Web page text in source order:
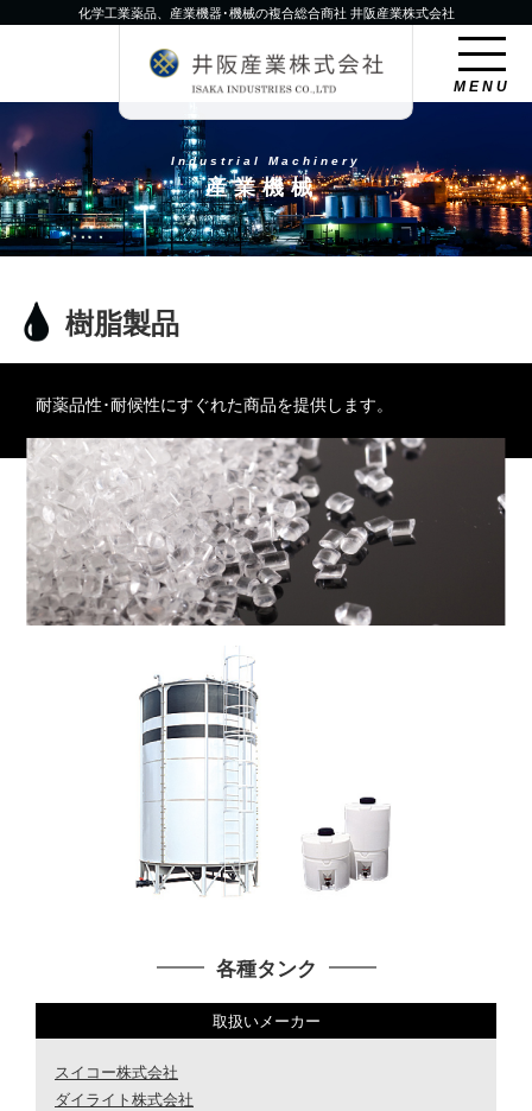
化学工業薬品、産業機器･機械の複合総合商社 井阪産業株式会社
MENU
Industrial Machinery
産業機械
樹脂製品
耐薬品性･耐候性にすぐれた商品を提供します。
各種タンク
取扱いメーカー
スイコー株式会社
ダイライト株式会社